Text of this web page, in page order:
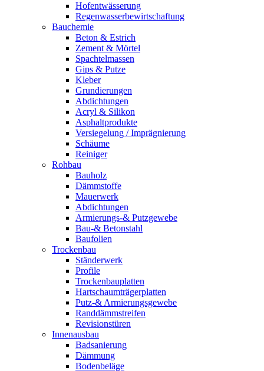
Hofentwässerung
Regenwasserbewirtschaftung
Bauchemie
Beton & Estrich
Zement & Mörtel
Spachtelmassen
Gips & Putze
Kleber
Grundierungen
Abdichtungen
Acryl & Silikon
Asphaltprodukte
Versiegelung / Imprägnierung
Schäume
Reiniger
Rohbau
Bauholz
Dämmstoffe
Mauerwerk
Abdichtungen
Armierungs-& Putzgewebe
Bau-& Betonstahl
Baufolien
Trockenbau
Ständerwerk
Profile
Trockenbauplatten
Hartschaumträgerplatten
Putz-& Armierungsgewebe
Randdämmstreifen
Revisionstüren
Innenausbau
Badsanierung
Dämmung
Bodenbeläge